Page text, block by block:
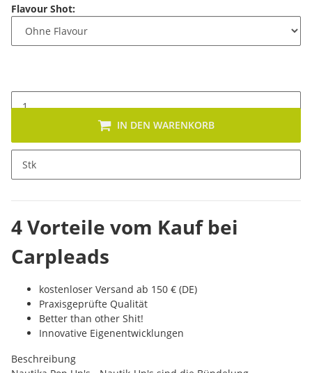
Flavour Shot:
Stk
IN DEN WARENKORB
Dieses Produkt hat Variationen. Wähle bitte die gewünschte
Variation aus.
4 Vorteile vom Kauf bei
Carpleads
kostenloser Versand ab 150 € (DE)
Praxisgeprüfte Qualität
Better than other Shit!
Innovative Eigenentwicklungen
Beschreibung